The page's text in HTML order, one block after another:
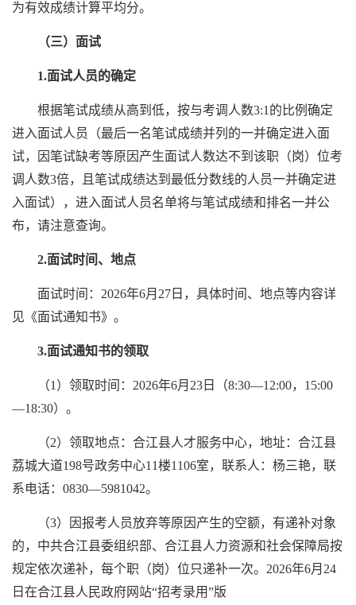
为有效成绩计算平均分。
（三）面试
1.面试人员的确定
根据笔试成绩从高到低，按与考调人数3:1的比例确定
进入面试人员（最后一名笔试成绩并列的一并确定进入面
试，因笔试缺考等原因产生面试人数达不到该职（岗）位考
调人数3倍，且笔试成绩达到最低分数线的人员一并确定进
入面试），进入面试人员名单将与笔试成绩和排名一并公
布，请注意查询。
2.面试时间、地点
面试时间：2026年6月27日，具体时间、地点等内容详
见《面试通知书》。
3.面试通知书的领取
（1）领取时间：2026年6月23日（8:30—12:00，15:00
—18:30）。
（2）领取地点：合江县人才服务中心，地址：合江县
荔城大道198号政务中心11楼1106室，联系人：杨三艳，联
系电话：0830—5981042。
（3）因报考人员放弃等原因产生的空额，有递补对象
的，中共合江县委组织部、合江县人力资源和社会保障局按
规定依次递补，每个职（岗）位只递补一次。2026年6月24
日在合江县人民政府网站“招考录用”版